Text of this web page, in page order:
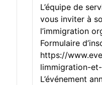
L’équipe de
vous inviter à
l’immigration
Formulaire
https://
limmigration-
L’événement